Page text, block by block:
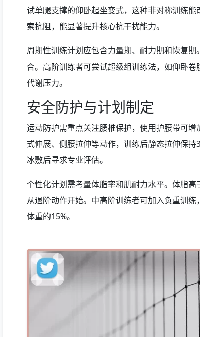
试单腿支撑的仰卧起坐变式，这种非对称训练
索抗阻，能显著提升核心抗干扰能力。
周期性训练计划应包含力量期、耐力期和恢复
合。高阶训练者可尝试超级组训练法，如仰卧
代谢压力。
安全防护与计划制定
运动防护需重点关注腰椎保护，使用护腰带可
式伸展、侧腰拉伸等动作，训练后静态拉伸保持
冰敷后寻求专业评估。
个性化计划需考量体脂率和肌耐力水平。体脂
从退阶动作开始。中高阶训练者可加入负重训
体重的15%。